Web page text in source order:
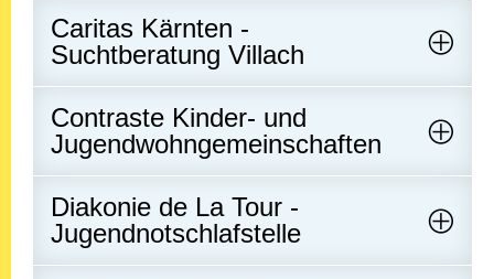
Caritas Kärnten -
Suchtberatung Villach
Contraste Kinder- und
Jugendwohngemeinschaften
Diakonie de La Tour -
Jugendnotschlafstelle